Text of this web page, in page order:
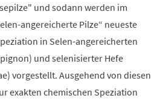
und sodann werden im
angereicherte Pilze“ neueste
in Selen-angereicherten
und selenisierter Hefe
vorgestellt. Ausgehend von diesen
exakten chemischen Speziation